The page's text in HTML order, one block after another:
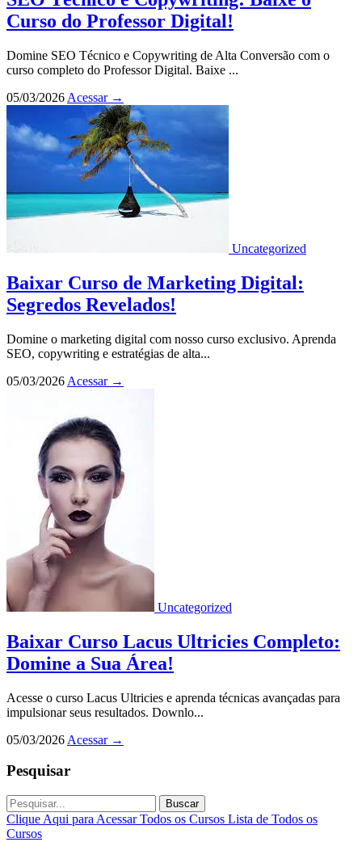
Curso do Professor Digital!
Domine SEO Técnico e Copywriting de Alta Conversão com o
curso completo do Professor Digital. Baixe ...
05/03/2026 Acessar →
Uncategorized
Baixar Curso de Marketing Digital:
Segredos Revelados!
Domine o marketing digital com nosso curso exclusivo. Aprenda
SEO, copywriting e estratégias de alta...
05/03/2026 Acessar →
Uncategorized
Baixar Curso Lacus Ultricies Completo:
Domine a Sua Área!
Acesse o curso Lacus Ultricies e aprenda técnicas avançadas para
impulsionar seus resultados. Downlo...
05/03/2026 Acessar →
Pesquisar
Buscar
Clique Aqui para Acessar Todos os Cursos Lista de Todos os
Cursos